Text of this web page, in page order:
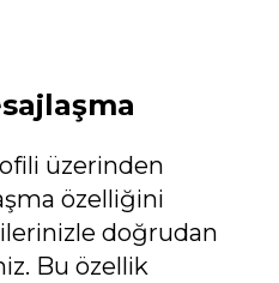
üzerinden
özelliğini
doğrudan
Bu özellik